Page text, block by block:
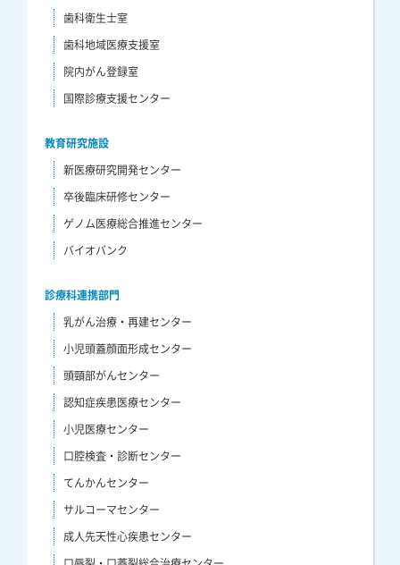
歯科衛生士室
歯科地域医療支援室
院内がん登録室
国際診療支援センター
教育研究施設
新医療研究開発センター
卒後臨床研修センター
ゲノム医療総合推進センター
バイオバンク
診療科連携部門
乳がん治療・再建センター
小児頭蓋顔面形成センター
頭頸部がんセンター
認知症疾患医療センター
小児医療センター
口腔検査・診断センター
てんかんセンター
サルコーマセンター
成人先天性心疾患センター